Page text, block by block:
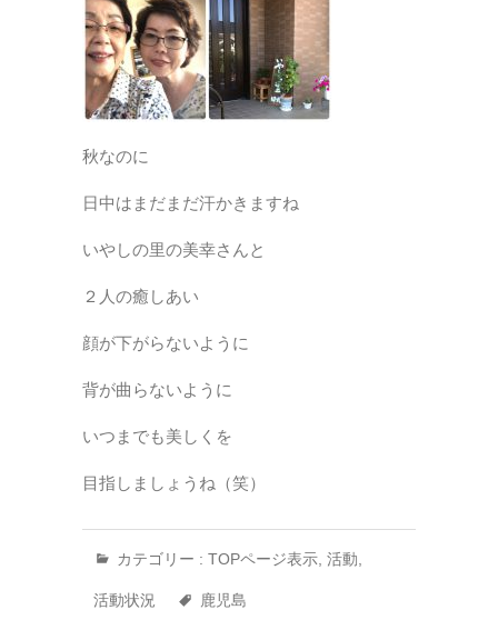
秋なのに
日中はまだまだ汗かきますね
いやしの里の美幸さんと
２人の癒しあい
顔が下がらないように
背が曲らないように
いつまでも美しくを
目指しましょうね（笑）
カテゴリー : TOPページ表示 活動
活動状況 鹿児島